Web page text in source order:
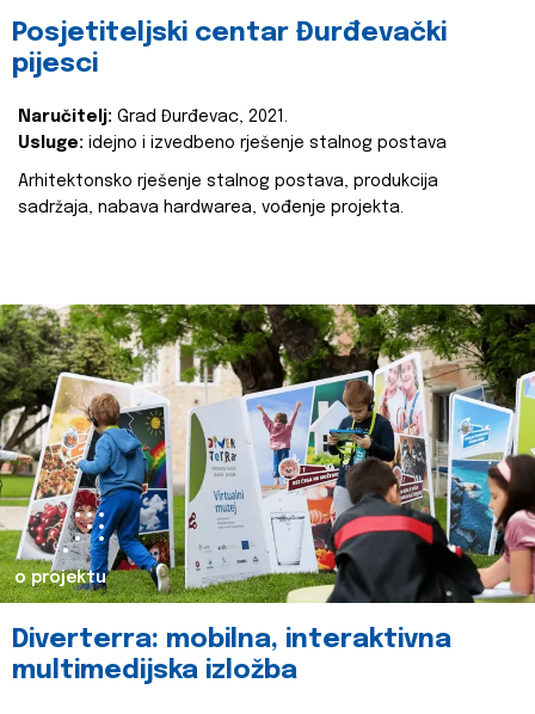
Posjetiteljski centar Đurđevački
pijesci
Naručitelj: Grad Đurđevac, 2021.
Usluge: idejno i izvedbeno rješenje stalnog postava
Arhitektonsko rješenje stalnog postava, produkcija
sadržaja, nabava hardwarea, vođenje projekta.
o projektu
Diverterra: mobilna, interaktivna
multimedijska izložba